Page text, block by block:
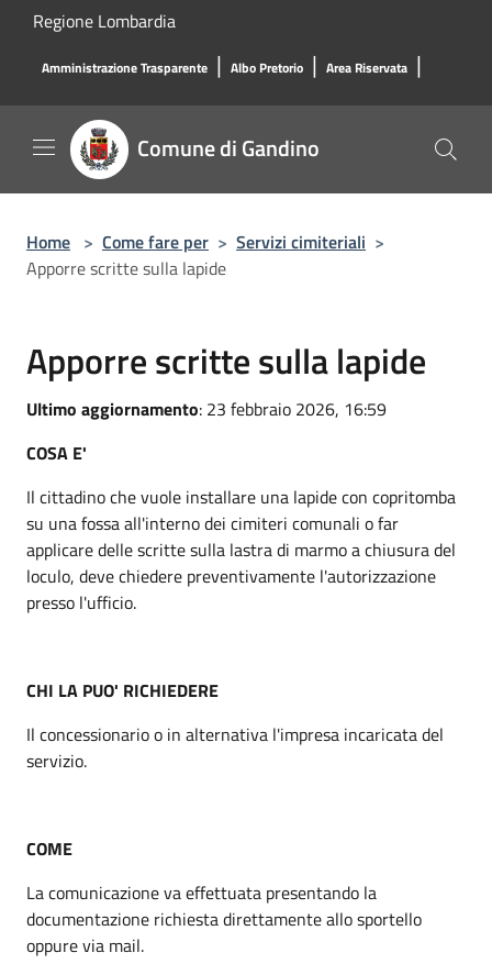
Salta al contenuto principale
Regione Lombardia
Amministrazione Trasparente | Albo Pretorio | Area Riservata |
Comune di Gandino
Home > Come fare per > Servizi cimiteriali >
Apporre scritte sulla lapide
Apporre scritte sulla lapide
Ultimo aggiornamento: 23 febbraio 2026, 16:59
COSA E'
Il cittadino che vuole installare una lapide con copritomba
su una fossa all'interno dei cimiteri comunali o far
applicare delle scritte sulla lastra di marmo a chiusura del
loculo, deve chiedere preventivamente l'autorizzazione
presso l'ufficio.
CHI LA PUO' RICHIEDERE
Il concessionario o in alternativa l'impresa incaricata del
servizio.
COME
La comunicazione va effettuata presentando la
documentazione richiesta direttamente allo sportello
oppure via mail.